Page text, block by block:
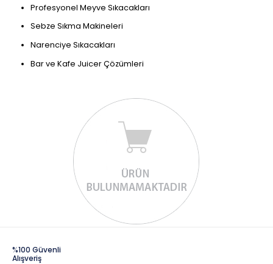
Profesyonel Meyve Sıkacakları
Sebze Sıkma Makineleri
Narenciye Sıkacakları
Bar ve Kafe Juicer Çözümleri
%100 Güvenli
Alışveriş